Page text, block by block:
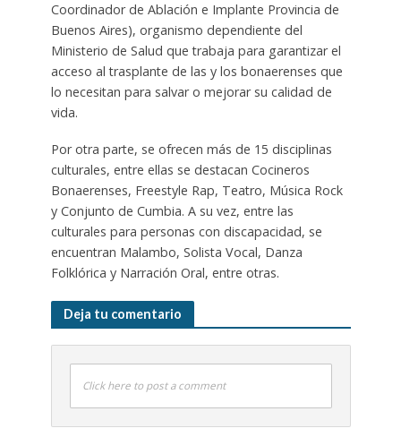
Coordinador de Ablación e Implante Provincia de
Buenos Aires), organismo dependiente del
Ministerio de Salud que trabaja para garantizar el
acceso al trasplante de las y los bonaerenses que
lo necesitan para salvar o mejorar su calidad de
vida.
Por otra parte, se ofrecen más de 15 disciplinas
culturales, entre ellas se destacan Cocineros
Bonaerenses, Freestyle Rap, Teatro, Música Rock
y Conjunto de Cumbia. A su vez, entre las
culturales para personas con discapacidad, se
encuentran Malambo, Solista Vocal, Danza
Folklórica y Narración Oral, entre otras.
Deja tu comentario
Click here to post a comment